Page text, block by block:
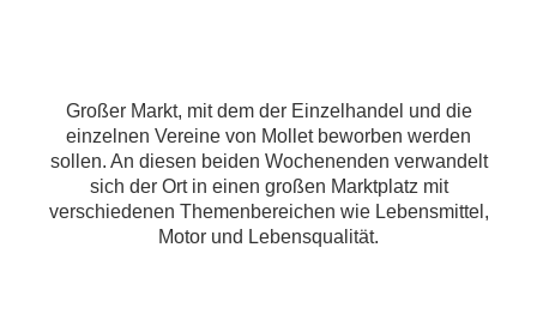
Großer Markt, mit dem der Einzelhandel und die
einzelnen Vereine von Mollet beworben werden
sollen. An diesen beiden Wochenenden verwandelt
sich der Ort in einen großen Marktplatz mit
verschiedenen Themenbereichen wie Lebensmittel,
Motor und Lebensqualität.